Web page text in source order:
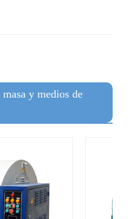
y medios de